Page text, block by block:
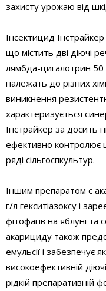
захисту урожаю від
Інсектицид
що містить дві діючі
лямбда-цигалотрин 50
належать до різних
виникнення
характеризується
Інстрайкер за досить
ефективно контролює
ряді сільгоспкультур.
Іншим препаратом є
г/л гекситіазоксу і
фітофагів на яблуні
акарициду також
емульсії і забезпечує
високоефективній
рідкій препаративній